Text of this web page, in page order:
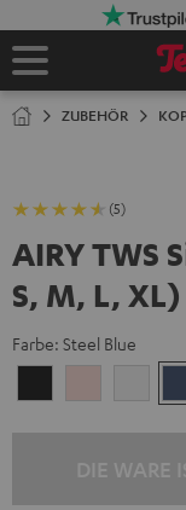
ZUBEHÖR
(5)
AIRY TWS
S, M, L, XL)
Farbe: Steel Blue